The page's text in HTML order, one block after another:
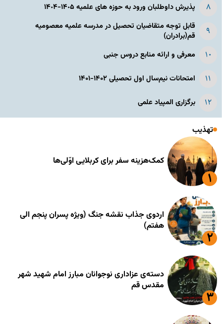
پذیرش داوطلبان ورود به حوزه های علمیه ١۴٠۵-١۴٠۴
قابل توجه متقاضیان تحصیل در مدرسه علمیه معصومیه
قم(برادران)
معرفی و ارائه منابع دروس جنبی
امتحانات نیم‌سال اول تحصیلی ۱۴۰۲-۱۴۰۱
برگزاری المپیاد علمی
تهذیب
کمک‌هزینه سفر برای کربلایی اوّلی‌ها
اردوی جذاب نقشه جنگ (ویژه پسران پنجم الی
هفتم)
دسته‌ی عزاداری نوجوانان مبارز امام شهید شهر
مقدس قم